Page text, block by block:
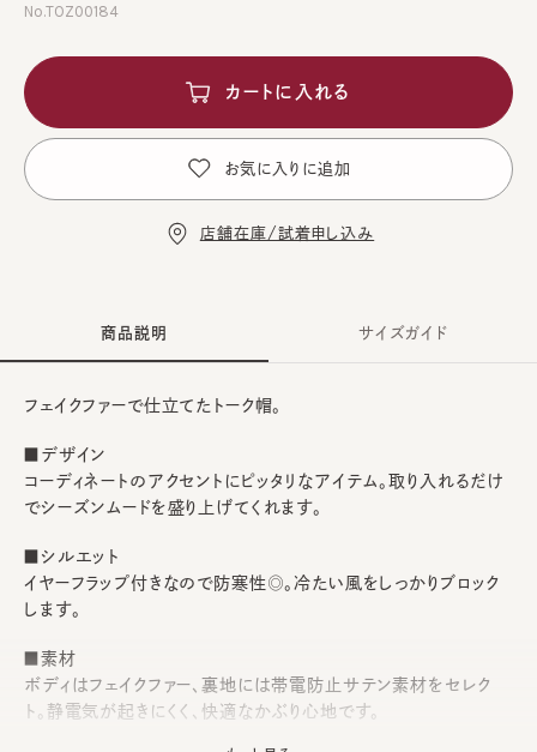
No.TOZ00184
カートに入れる
お気に入りに追加
店舗在庫/試着申し込み
商品説明
フェイクファーで仕立てたトーク帽。
■デザイン
コーディネートのアクセントにピッタリなアイテム。取り入れるだけ
でシーズンムードを盛り上げてくれます。
■シルエット
イヤーフラップ付きなので防寒性◎。冷たい風をしっかりブロック
します。
■素材
ボディはフェイクファー、裏地には帯電防止サテン素材をセレク
ト。静電気が起きにくく、快適なかぶり心地です。
サイズガイド